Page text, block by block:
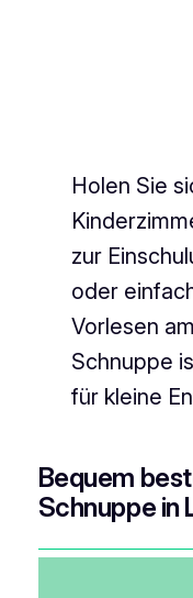
Holen Sie
zur
oder
Vorlesen
Schnuppe
für kleine
Bequem
Schnuppe in